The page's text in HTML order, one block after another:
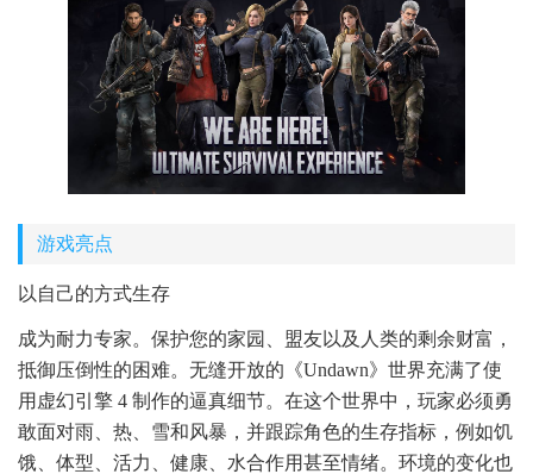
游戏亮点
以自己的方式生存
成为耐力专家。保护您的家园、盟友以及人类的剩余财富，
抵御压倒性的困难。无缝开放的《Undawn》世界充满了使
用虚幻引擎 4 制作的逼真细节。在这个世界中，玩家必须勇
敢面对雨、热、雪和风暴，并跟踪角色的生存指标，例如饥
饿、体型、活力、健康、水合作用甚至情绪。环境的变化也